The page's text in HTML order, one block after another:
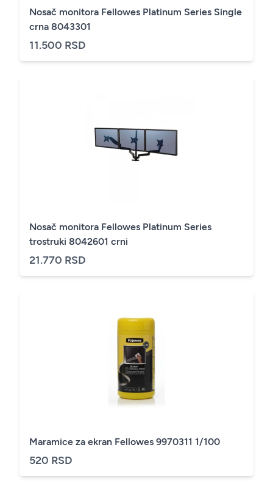
Nosač monitora Fellowes Platinum Series Single
crna 8043301
11.500 RSD
Nosač monitora Fellowes Platinum Series
trostruki 8042601 crni
21.770 RSD
Maramice za ekran Fellowes 9970311 1/100
520 RSD